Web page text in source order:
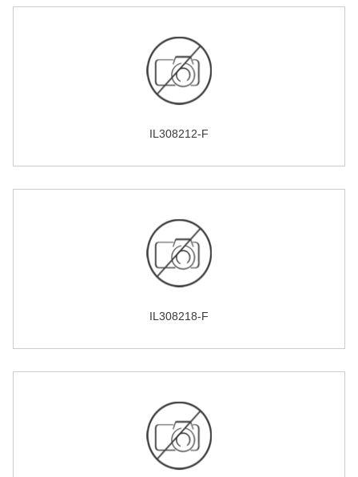
IL308212-F
IL308218-F